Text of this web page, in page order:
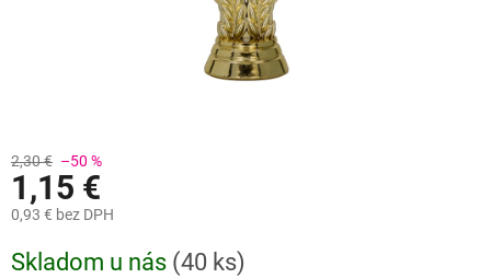
2,30 € –50 %
1,15 €
0,93 € bez DPH
cena:
Skladom u nás (40 ks)